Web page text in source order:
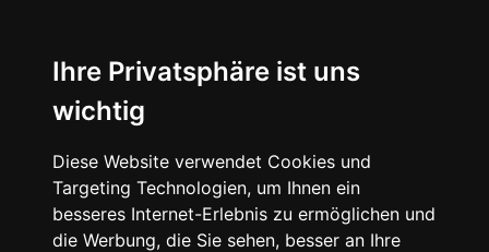
Ihre Privatsphäre ist uns
wichtig
Diese Website verwendet Cookies und
Targeting Technologien, um Ihnen ein
besseres Internet-Erlebnis zu ermöglichen und
die Werbung, die Sie sehen, besser an Ihre